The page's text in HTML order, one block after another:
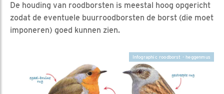
De houding van roodborsten is meestal hoog opgericht
zodat de eventuele buurroodborsten de borst (die moet
imponeren) goed kunnen zien.
Infographic roodborst - heggenmus